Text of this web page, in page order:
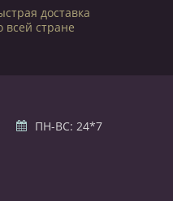
доставка
всей стране
ПН-ВС: 24*7